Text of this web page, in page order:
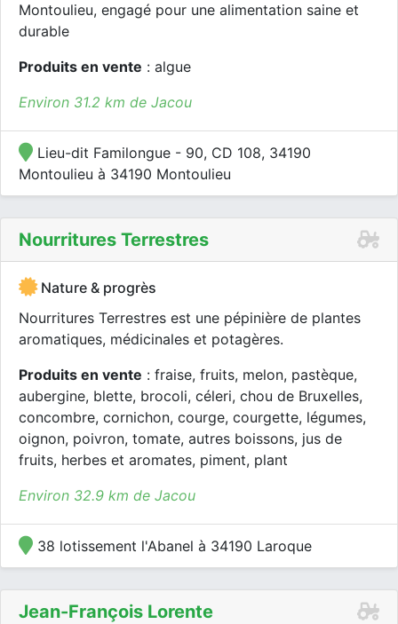
Montoulieu, engagé pour une alimentation saine et
durable
Produits en vente : algue
Environ 31.2 km de Jacou
Lieu-dit Familongue - 90, CD 108, 34190
Montoulieu à 34190 Montoulieu
Nourritures Terrestres
Nature & progrès
Nourritures Terrestres est une pépinière de plantes
aromatiques, médicinales et potagères.
Produits en vente : fraise, fruits, melon, pastèque,
aubergine, blette, brocoli, céleri, chou de Bruxelles,
concombre, cornichon, courge, courgette, légumes,
oignon, poivron, tomate, autres boissons, jus de
fruits, herbes et aromates, piment, plant
Environ 32.9 km de Jacou
38 lotissement l'Abanel à 34190 Laroque
Jean-François Lorente